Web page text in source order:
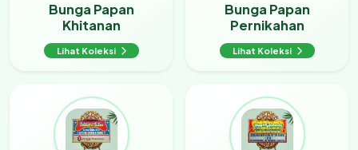
Bunga Papan
Khitanan
Lihat Koleksi
Bunga Papan
Pernikahan
Lihat Koleksi